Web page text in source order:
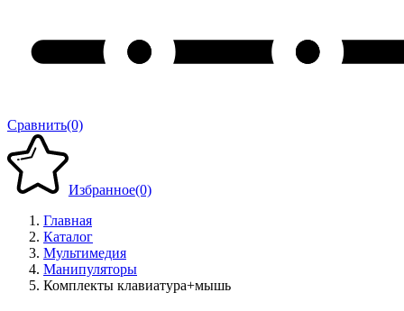
Сравнить(0)
Избранное(0)
Главная
Каталог
Мультимедия
Манипуляторы
Комплекты клавиатура+мышь